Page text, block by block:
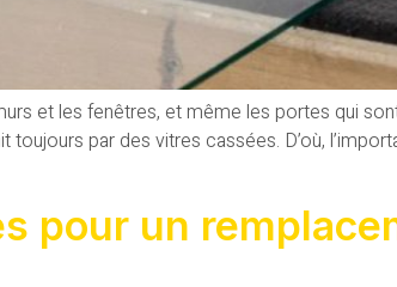
et les fenêtres, et même les portes qui
par des vitres cassées. D’où,
pour un